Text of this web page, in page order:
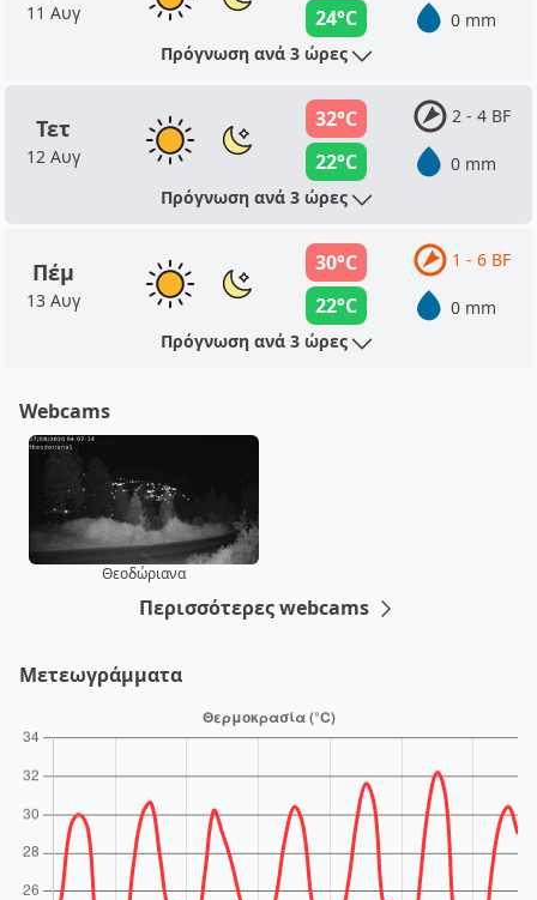
11 Αυγ
24°C
0 mm
Πρόγνωση ανά 3 ώρες
Τετ
12 Αυγ
32°C
22°C
2 - 4 BF
0 mm
Πρόγνωση ανά 3 ώρες
Πέμ
13 Αυγ
30°C
22°C
1 - 6 BF
0 mm
Πρόγνωση ανά 3 ώρες
Webcams
Θεοδώριανα
Περισσότερες webcams
Μετεωγράμματα